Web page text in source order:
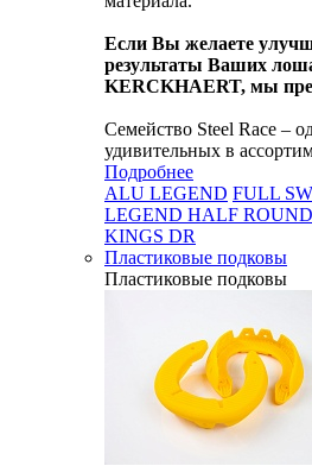
Если Вы желаете
результаты Ваших
KERCKHAERT, мы
Семейство Steel Race –
удивительных в
Подробнее
ALU LEGEND FULL
LEGEND HALF ROUND
KINGS DR
Пластиковые подковы
Пластиковые подковы